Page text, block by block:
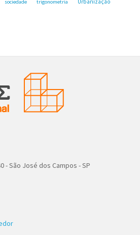
sociedade trigonometria Urbanização
- São José dos Campos - SP